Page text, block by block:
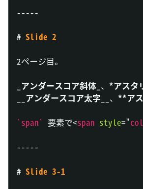
-----
# Slide 2
2ページ目。
アンダースコア斜体 、 *アスタ
アンダースコア太字 、 **ア
`span` 要素で<span style="
-----
# Slide 3-1